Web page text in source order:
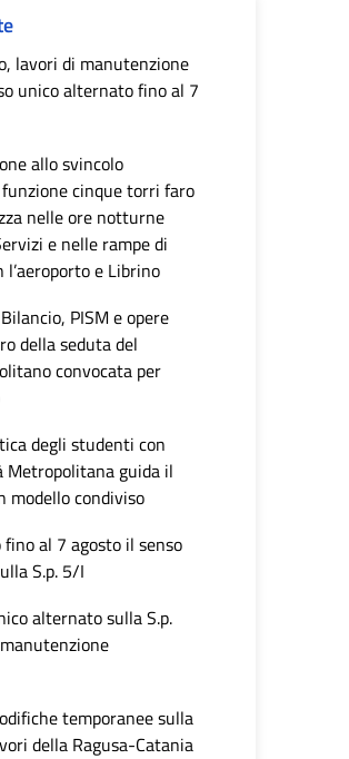
lavori di manutenzione
unico alternato fino al 7
allo svincolo
funzione cinque torri faro
nelle ore notturne
e nelle rampe di
e Librino
PISM e opere
della seduta del
convocata per
degli studenti con
Metropolitana guida il
modello condiviso
al 7 agosto il senso
S.p. 5/I
alternato sulla S.p.
temporanee sulla
della Ragusa-Catania